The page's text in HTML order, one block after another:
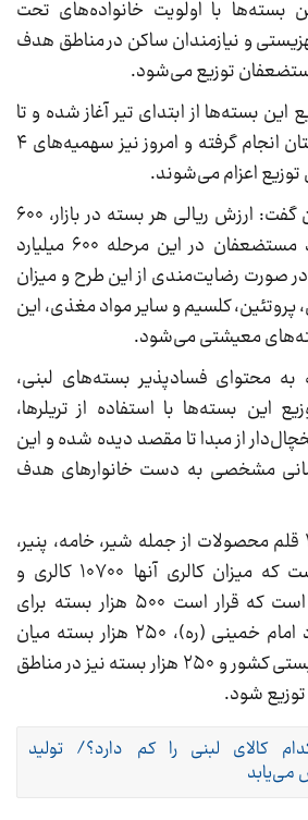
بسته‌ها با اولویت خانواده‌های تحت
و نیازمندان ساکن در مناطق هدف
توزیع می‌شود.
بسته‌ها از ابتدای تیر آغاز شده و تا
امروز توزیع آن در ۴ استان انجام گرفته و امروز نیز سهمیه‌های ۴
اعزام می‌شوند.
رئیس بنیاد مستضعفان گفت: ارزش ریالی هر بسته در بازار، ۶۰۰
هزار تومان است. بنیاد مستضعفان در این مرحله ۶۰۰ میلیارد
صورت رضایت‌مندی از این طرح و میزان
پروتئین، کلسیم و سایر مواد مغذی، این
معیشتی می‌شود.
به محتوای فسادپذیر بسته‌های لبنی،
این بسته‌ها با استفاده از تریلرها،
از مبدا تا مقصد دیده شده و این
زمانی مشخصی به دست خانوارهای هدف
هر بسته لبنی شامل ۲۱ قلم محصولات از جمله شیر، خامه، پنیر،
ماست و شیرکاکائو است که میزان کالری آنها ۱۰۷۰۰ کالری و
پروتئین آن ۴۷۳ گرم است که قرار است ۵۰۰ هزار بسته برای
مددجویان کمیته امداد امام خمینی (ره)، ۲۵۰ هزار بسته میان
مددجویان سازمان بهزیستی کشور و ۲۵۰ هزار بسته نیز در مناطق
شود.
کدام کالای لبنی را کم دارد؟/ تولید
می‌یابد